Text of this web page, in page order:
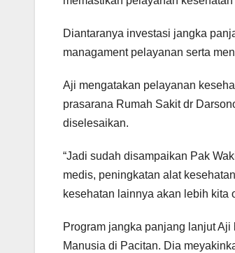
Diantaranya investasi jangka
managament pelayanan serta
Aji mengatakan pelayanan
prasarana Rumah Sakit dr
diselesaikan.
“Jadi sudah disampaikan Pak
medis, peningkatan alat
kesehatan lainnya akan lebih kita
Program jangka panjang lanjut
Manusia di Pacitan. Dia